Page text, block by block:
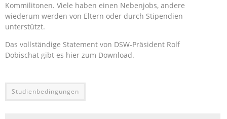
Kommilitonen. Viele haben einen Nebenjobs, andere
wiederum werden von Eltern oder durch Stipendien
unterstützt.
Das vollständige Statement von DSW-Präsident Rolf
Dobischat gibt es hier zum Download.
Studienbedingungen